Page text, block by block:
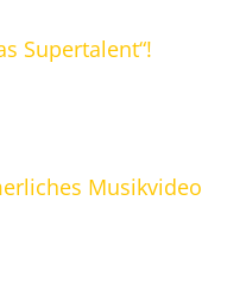
Supertalent“!
Musikvideo